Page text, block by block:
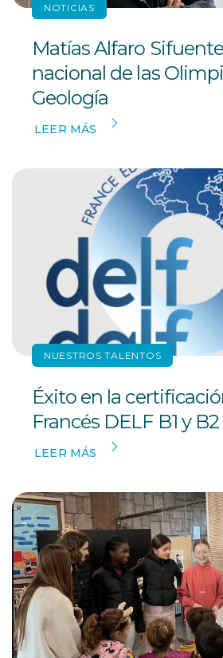
NOTICIAS
Matías Alfaro
nacional de las
Geología
LEER MÁS
NUESTROS TALENTOS
Éxito en la
Francés DELF B1 y B2
LEER MÁS